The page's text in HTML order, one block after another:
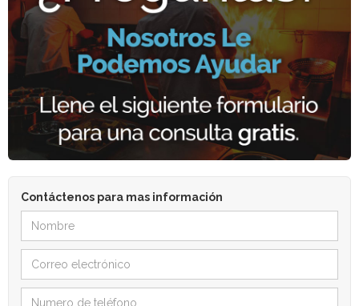
Contáctenos para mas información